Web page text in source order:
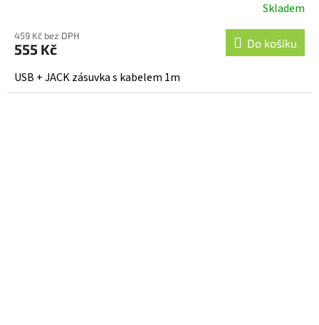
Skladem
459 Kč bez DPH
555 Kč Do košíku
USB + JACK zásuvka s kabelem 1m